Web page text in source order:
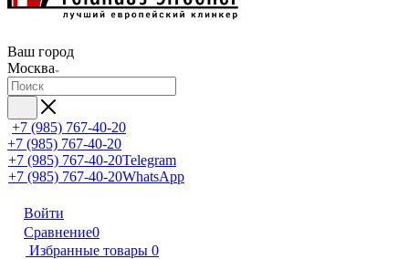
Ваш город
Москва
+7 (985) 767-40-20
+7 (985) 767-40-20
+7 (985) 767-40-20Telegram
+7 (985) 767-40-20WhatsApp
Войти
Сравнение0
Избранные товары 0